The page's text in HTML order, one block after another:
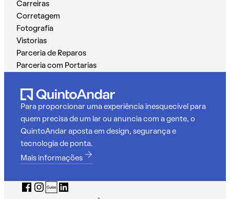
Carreiras
Corretagem
Fotografia
Vistorias
Parceria de Reparos
Parceria com Portarias
Para proporcionar uma experiência inesquecível para
quem precisa de um lar ou anuncia com a gente, o
QuintoAndar aposta em design, segurança e
tecnologia de ponta.
Mais informações